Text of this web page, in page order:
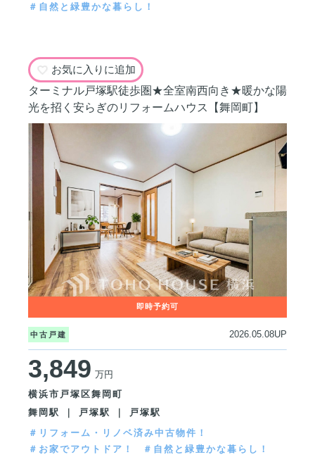
＃自然と緑豊かな暮らし！
お気に入りに追加
ターミナル戸塚駅徒歩圏★全室南西向き★暖かな陽
光を招く安らぎのリフォームハウス【舞岡町】
中古戸建 2026.05.08UP
3,849 万円
横浜市戸塚区舞岡町
舞岡駅 ｜ 戸塚駅 ｜ 戸塚駅
＃リフォーム・リノベ済み中古物件！
＃お家でアウトドア！
＃自然と緑豊かな暮らし！